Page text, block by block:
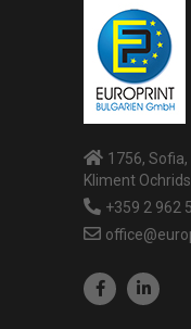
1756,
Kliment
+359 2 962